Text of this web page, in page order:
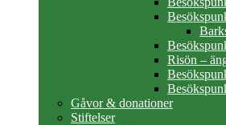
Risön –
Gåvor & donationer
Stiftelser